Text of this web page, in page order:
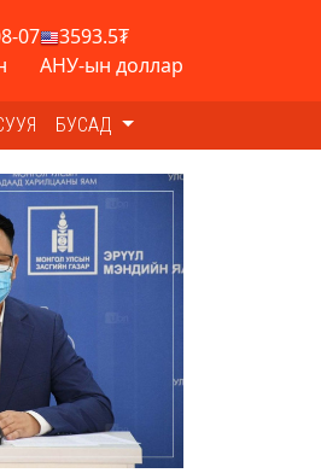
07
3593.5₮
АНУ-ын доллар
БУСАД